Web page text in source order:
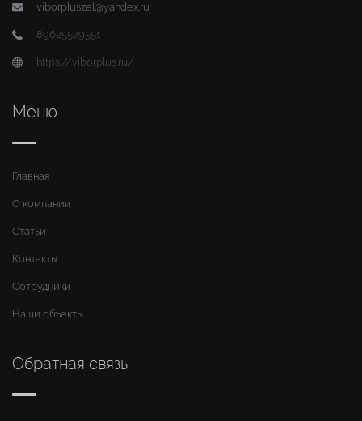
viborpluszel@yandex.ru
89625529551
https://viborplus.ru/
Меню
Главная
О компании
Статьи
Контакты
Сотрудники
Наши объекты
Обратная связь